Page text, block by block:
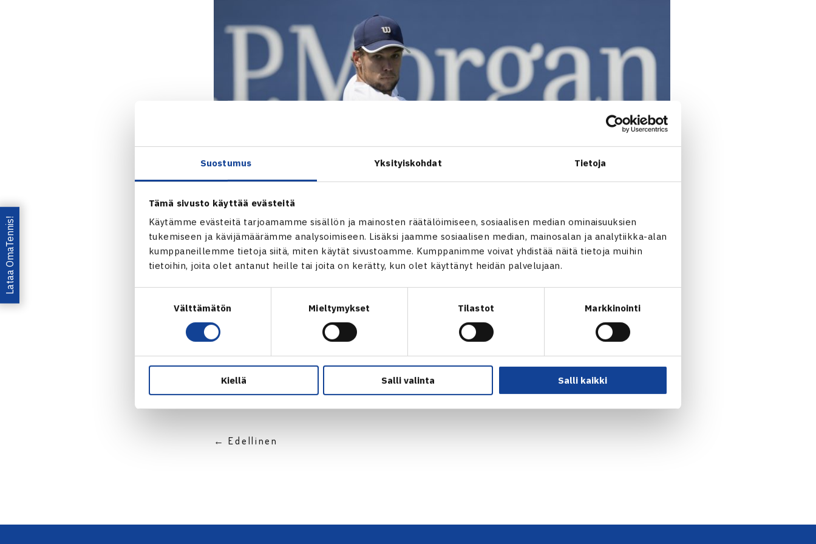
Suostumus Yksityiskohdat Tietoja
Tämä sivusto käyttää evästeitä
Käytämme evästeitä tarjoamamme sisällön ja mainosten räätälöimiseen, sosiaalisen median ominaisuuksien
tukemiseen ja kävijämäärämme analysoimiseen. Lisäksi jaamme sosiaalisen median, mainosalan ja analytiikka-alan
kumppaneillemme tietoja siitä, miten käytät sivustoamme. Kumppanimme voivat yhdistää näitä tietoja muihin
tietoihin, joita olet antanut heille tai joita on kerätty, kun olet käyttänyt heidän palvelujaan.
Välttämätön Mieltymykset Tilastot Markkinointi
Kiellä Salli valinta Salli kaikki
Jaa:
← Edellinen
Lataa OmaTennis!